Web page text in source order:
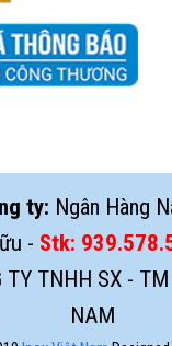
ty: Ngân Hàng
- Stk:
TY TNHH SX -
NAM